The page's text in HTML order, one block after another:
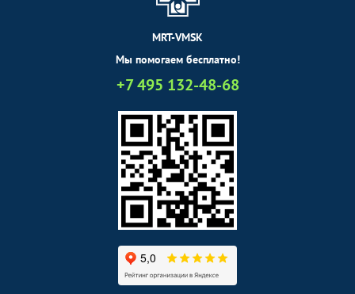
MRT-VMSK
Мы помогаем бесплатно!
+7 495 132-48-68